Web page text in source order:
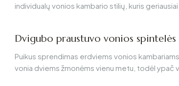
individualų vonios kambario stilių, kuris
Dvigubo praustuvo vonios spintelės
Puikus sprendimas erdviems vonios kambariams.
vonia dviems žmonėms vienu metu, todėl ypač